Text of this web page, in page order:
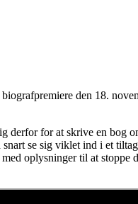
den 18.
derfor for at skrive en bog
se sig viklet ind i et
oplysninger til at stoppe